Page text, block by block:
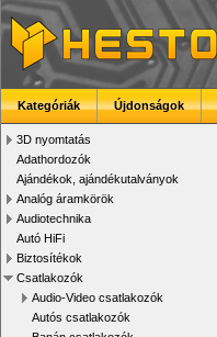
Kategóriák Újdonságok
3D nyomtatás
Adathordozók
Ajándékok, ajándékutalványok
Analóg áramkörök
Audiotechnika
Autó HiFi
Biztosítékok
Csatlakozók
Audio-Video csatlakozók
Autós csatlakozók